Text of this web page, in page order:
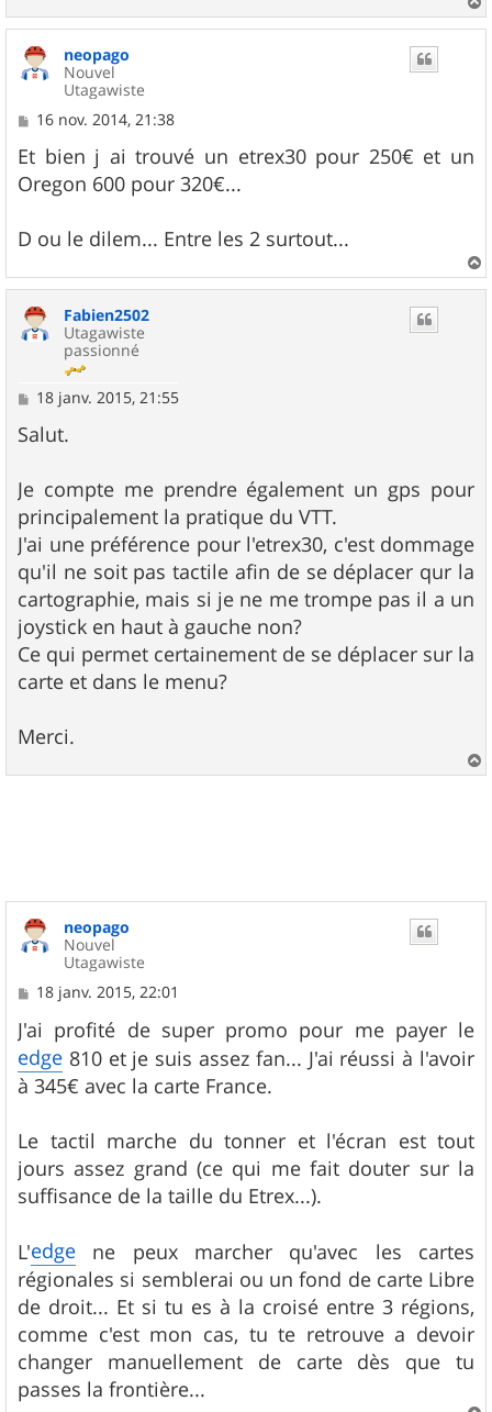
a
u
neopago
Nouvel
Utagawiste
M
s
s
a
16 nov. 2014, 21:38
Et bien j ai trouvé un etrex30 pour 250€ et un
Oregon 600 pour 320€...
D ou le dilem... Entre les 2 surtout...
a
Fabien2502
Utagawiste
passionné
M
s
s
g
e
18 janv. 2015, 21:55
Salut.
Je compte me prendre également un gps pour
principalement la pratique du VTT.
J'ai une préférence pour l'etrex30, c'est dommage
qu'il ne soit pas tactile afin de se déplacer qur la
cartographie, mais si je ne me trompe pas il a un
joystick en haut à gauche non?
Ce qui permet certainement de se déplacer sur la
carte et dans le menu?
Merci.
a
neopago
Nouvel
Utagawiste
M
s
s
a
g
e
18 janv. 2015, 22:01
J'ai profité de super promo pour me payer le
edge 810 et je suis assez fan... J'ai réussi à l'avoir
à 345€ avec la carte France.
Le tactil marche du tonner et l'écran est tout
jours assez grand (ce qui me fait douter sur la
suffisance de la taille du Etrex...).
L'edge ne peux marcher qu'avec les cartes
régionales si semblerai ou un fond de carte Libre
de droit... Et si tu es à la croisé entre 3 régions,
comme c'est mon cas, tu te retrouve a devoir
changer manuellement de carte dès que tu
passes la frontière...